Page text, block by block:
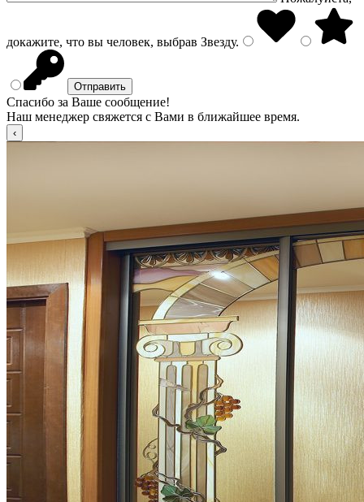
докажите, что вы человек, выбрав Звезду.
Спасибо за Ваше сообщение!
Наш менеджер свяжется с Вами в ближайшее время.